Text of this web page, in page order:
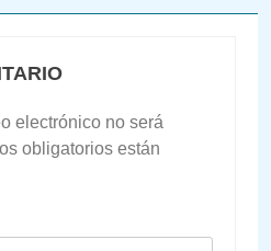
electrónico no será
obligatorios están